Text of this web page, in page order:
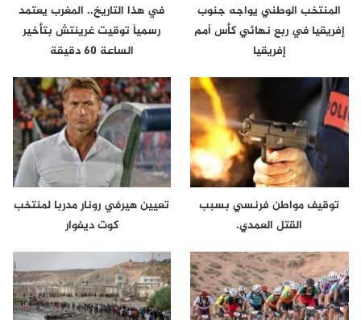
المنتخب الوطني يواجه جنوب
إفريقيا في ربع نهائي كأس أمم
إفريقيا
في هذا التاريخ.. المغرب يعتمد
رسمياً توقيت غرينتش بتأخير
الساعة 60 دقيقة
توقيف مواطن فرنسي بسبب
القتل العمدي.
تعيين هيرفي رونار مدربا لمنتخب
كوت ديفوار